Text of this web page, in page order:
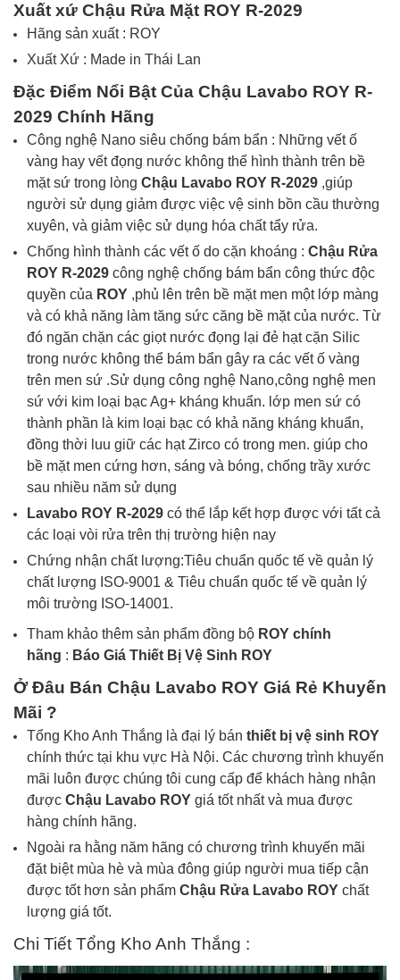
Xuất xứ Chậu Rửa Mặt ROY R-2029
Hãng sản xuất : ROY
Xuất Xứ : Made in Thái Lan
Đặc Điểm Nổi Bật Của Chậu Lavabo ROY R-
2029 Chính Hãng
Công nghệ Nano siêu chống bám bẩn : Những vết ố
vàng hay vết đọng nước không thể hình thành trên bề
mặt sứ trong lòng Chậu Lavabo ROY R-2029 ,giúp
người sử dụng giảm được việc vệ sinh bồn cầu thường
xuyên, và giảm việc sử dụng hóa chất tẩy rửa.
Chống hình thành các vết ố do cặn khoáng : Chậu Rửa
ROY R-2029 công nghệ chống bám bẩn công thức độc
quyền của ROY ,phủ lên trên bề mặt men một lớp màng
và có khả năng làm tăng sức căng bề mặt của nước. Từ
đó ngăn chặn các giọt nước đọng lại đẻ hạt cặn Silic
trong nước không thể bám bẩn gây ra các vết ố vàng
trên men sứ .Sử dụng công nghệ Nano,công nghệ men
sứ với kim loại bạc Ag+ kháng khuẩn. lớp men sứ có
thành phần là kim loại bạc có khả năng kháng khuẩn,
đồng thời luu giữ các hạt Zirco có trong men. giúp cho
bề mặt men cứng hơn, sáng và bóng, chống trầy xước
sau nhiều năm sử dụng
Lavabo ROY R-2029 có thể lắp kết hợp được với tất cả
các loại vòi rửa trên thị trường hiện nay
Chứng nhận chất lượng:Tiêu chuẩn quốc tế về quản lý
chất lượng ISO-9001 & Tiêu chuẩn quốc tế về quản lý
môi trường ISO-14001.
Tham khảo thêm sản phẩm đồng bộ ROY chính
hãng : Báo Giá Thiết Bị Vệ Sinh ROY
Ở Đâu Bán Chậu Lavabo ROY Giá Rẻ Khuyến
Mãi ?
Tổng Kho Anh Thắng là đại lý bán thiết bị vệ sinh ROY
chính thức tại khu vực Hà Nội. Các chương trình khuyến
mãi luôn được chúng tôi cung cấp để khách hàng nhận
được Chậu Lavabo ROY giá tốt nhất và mua được
hàng chính hãng.
Ngoài ra hằng năm hãng có chương trình khuyến mãi
đặt biệt mùa hè và mùa đông giúp người mua tiếp cận
được tốt hơn sản phẩm Chậu Rửa Lavabo ROY chất
lượng giá tốt.
Chi Tiết Tổng Kho Anh Thắng :